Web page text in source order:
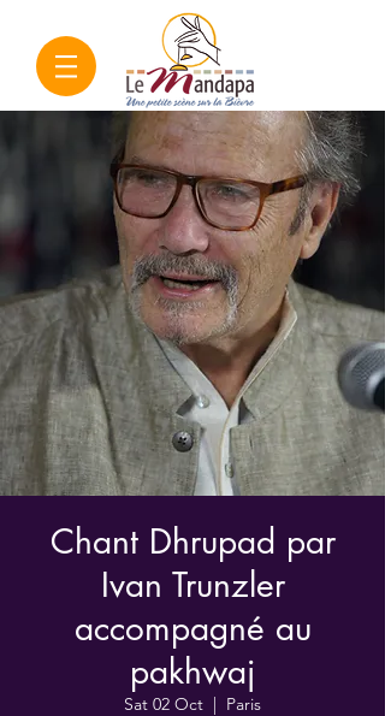
Chant Dhrupad par
Ivan Trunzler
accompagné au
pakhwaj
Sat 02 Oct
  |
Paris